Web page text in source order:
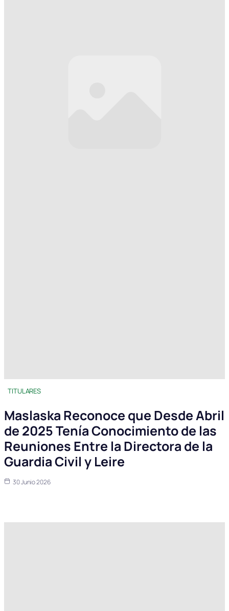
TITULARES
Maslaska Reconoce que Desde Abril
de 2025 Tenía Conocimiento de las
Reuniones Entre la Directora de la
Guardia Civil y Leire
30 Junio 2026